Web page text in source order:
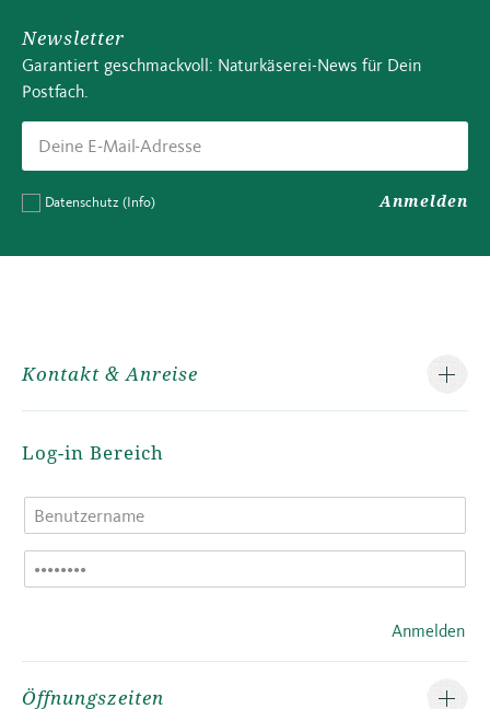
Newsletter
Garantiert geschmackvoll: Naturkäserei-News für Dein
Postfach.
Datenschutz (Info) Anmelden
Kontakt & Anreise
Log-in Bereich
Anmelden
Öffnungszeiten